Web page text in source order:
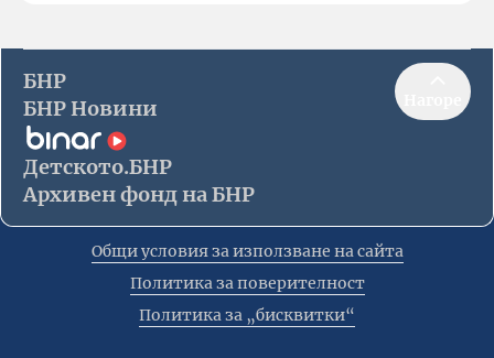
БНР
БНР Новини
Детското.БНР
Архивен фонд на БНР
Общи условия за използване на сайта
Политика за поверителност
Политика за „бисквитки“